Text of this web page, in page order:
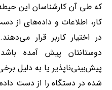
که طی آن کارشناسان این
کار، اطلاعات و داده‌های از
در اختیار کاربر قرار
دوستانتان پیش آمده
پیش‌بینی‌ناپذیر یا به دلیل
شده در دستگاه را از دست